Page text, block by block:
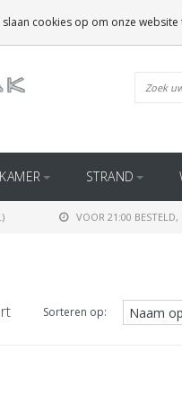
STRAND
VOOR 21:00
Sorteren op:
slaan cookies op om onze